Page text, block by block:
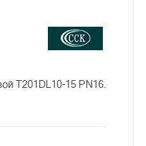
T201DL10-15 PN16.